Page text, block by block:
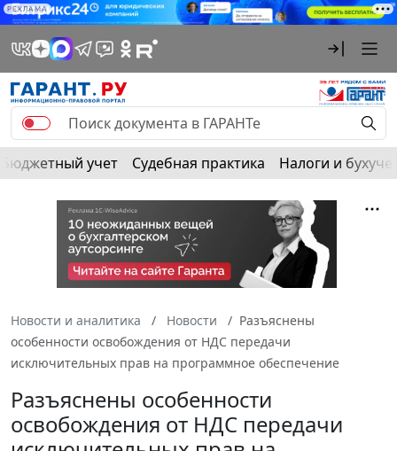
РЕКЛАМА
Бюджетный учет Судебная практика Налоги и
Новости и аналитика Новости
Разъяснены
особенности освобождения от НДС передачи
исключительных прав на программное обеспечение
Разъяснены особенности
освобождения от НДС передачи